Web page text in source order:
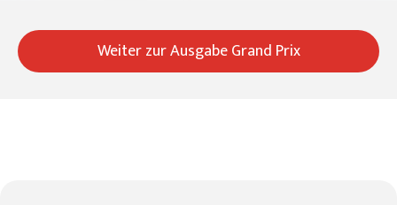
Weiter zur Ausgabe Grand Prix